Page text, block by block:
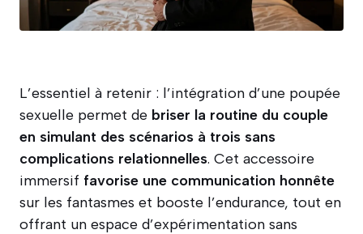
L’essentiel à retenir : l’intégration d’une poupée
sexuelle permet de briser la routine du couple
en simulant des scénarios à trois sans
complications relationnelles. Cet accessoire
immersif favorise une communication honnête
sur les fantasmes et booste l’endurance, tout en
offrant un espace d’expérimentation sans